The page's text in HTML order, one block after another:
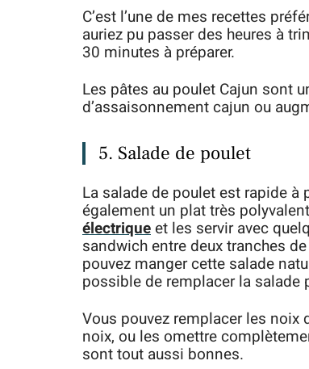
C’est l’une de mes recettes
auriez pu passer des heures à
30 minutes à préparer.
Les pâtes au poulet Cajun sont
d’assaisonnement cajun ou
5. Salade de poulet
La salade de poulet est rapide à
également un plat très
électriqueet les servir avec
sandwich entre deux tranches
pouvez manger cette salade
possible de remplacer la salade
Vous pouvez remplacer les noix
noix, ou les omettre
sont tout aussi bonnes.